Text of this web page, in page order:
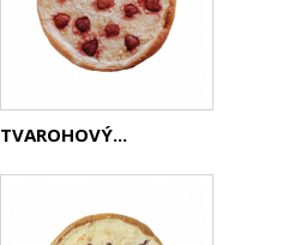
TVAROHOVÝ...